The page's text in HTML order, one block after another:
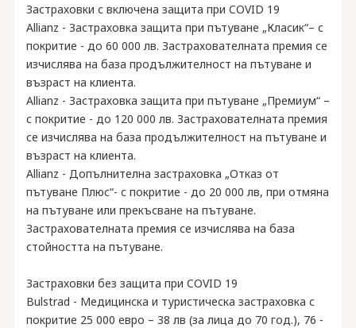
Застраховки с включена защита при COVID 19
Allianz - Застраховка защита при пътуване „Класик“– с
покритие - до 60 000 лв. Застрахователната премия се
изчислява на база продължителност на пътуване и
възраст на клиента.
Allianz - Застраховка защита при пътуване „Премиум“ –
с покритие - до 120 000 лв. Застрахователната премия
се изчислява на база продължителност на пътуване и
възраст на клиента.
Allianz - Допълнителна застраховка „Отказ от
пътуване Плюс“- с покритие - до 20 000 лв, при отмяна
на пътуване или прекъсване на пътуване.
Застрахователната премия се изчислява на база
стойността на пътуване.
Застраховки без защита при COVID 19
Bulstrad - Медицинска и туристическа застраховка с
покритие 25 000 евро – 38 лв (за лица до 70 год.), 76 -